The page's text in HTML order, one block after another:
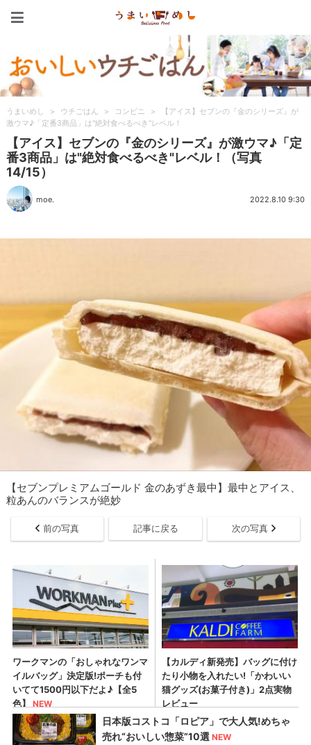
うまいめし > ウチごはん > コンビニ >
【アイス】セブンの『金のシリーズ』が
激ウマ♪「定番3商品」は"絶対食べるべき"レベル！
【アイス】セブンの『金のシリーズ』が激ウマ♪「定
番3商品」は"絶対食べるべき"レベル！（写真
14/15）
moe. 2022.8.10 9:30
【セブンプレミアムゴールド 金のあずき最中】最中とアイス、
粒あんのバランスが絶妙
前の写真 記事に戻る 次の写真